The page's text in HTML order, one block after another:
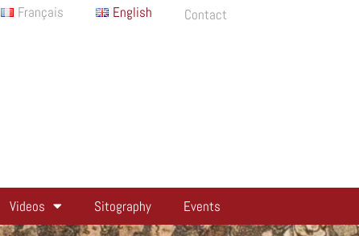
Français English Contact
Videos Sitography Events